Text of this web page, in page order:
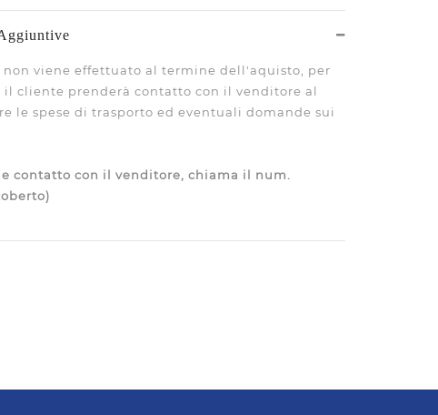
non viene effettuato al termine dell'aquisto, per
il cliente prenderà contatto con il venditore al
le spese di trasporto ed eventuali domande sui
contatto con il venditore, chiama il num.